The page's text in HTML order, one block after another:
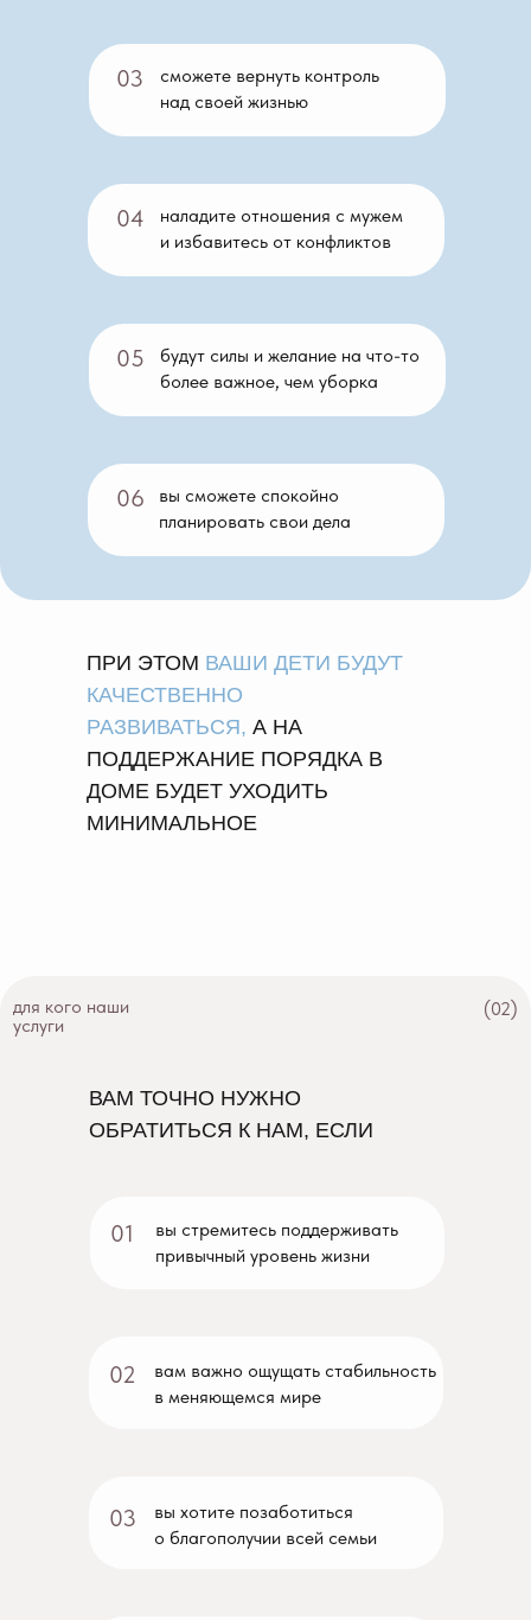
ПРИ ЭТОМ ВАШИ ДЕТИ БУДУТ
КАЧЕСТВЕННО
РАЗВИВАТЬСЯ, А НА
ПОДДЕРЖАНИЕ ПОРЯДКА В
ДОМЕ БУДЕТ УХОДИТЬ
МИНИМАЛЬНОЕ
06
вы сможете спокойно
планировать свои дела
05
будут силы и желание на что-то
более важное, чем уборка
04
наладите отношения с мужем
и избавитесь от конфликтов
03
сможете вернуть контроль
над своей жизнью
(02)
ВАМ ТОЧНО НУЖНО
ОБРАТИТЬСЯ К НАМ, ЕСЛИ
для кого наши
услуги
03
вы хотите позаботиться
о благополучии всей семьи
02
вам важно ощущать стабильность
в меняющемся мире
01
вы стремитесь поддерживать
привычный уровень жизни